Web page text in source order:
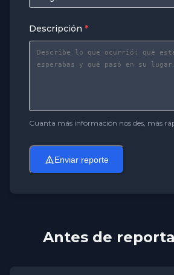
Descripción *
Cuanta más información nos des, más
Enviar reporte
Antes de